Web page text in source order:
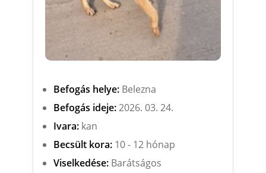
Befogás helye:Belezna
Befogás ideje:2026. 03. 24.
Ivara:kan
Becsült kora:10 - 12 hónap
Viselkedése:Barátságos